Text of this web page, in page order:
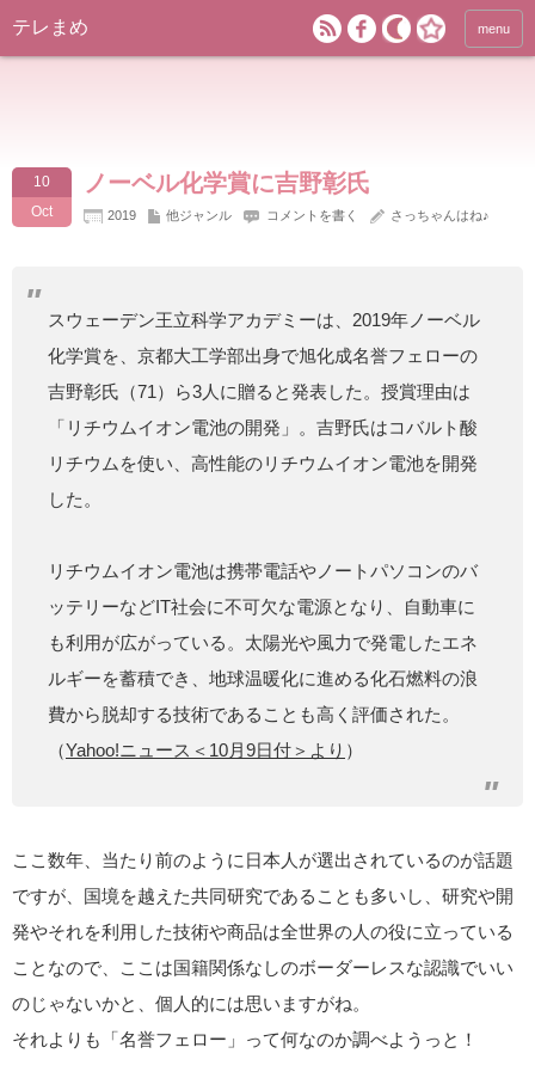
テレまめ menu
10
Oct
ノーベル化学賞に吉野彰氏
2019 他ジャンル コメントを書く さっちゃんはね♪
スウェーデン王立科学アカデミーは、2019年ノーベル
化学賞を、京都大工学部出身で旭化成名誉フェローの
吉野彰氏（71）ら3人に贈ると発表した。授賞理由は
「リチウムイオン電池の開発」。吉野氏はコバルト酸
リチウムを使い、高性能のリチウムイオン電池を開発
した。
リチウムイオン電池は携帯電話やノートパソコンのバ
ッテリーなどIT社会に不可欠な電源となり、自動車に
も利用が広がっている。太陽光や風力で発電したエネ
ルギーを蓄積でき、地球温暖化に進める化石燃料の浪
費から脱却する技術であることも高く評価された。
（Yahoo!ニュース＜10月9日付＞より ）
ここ数年、当たり前のように日本人が選出されているのが話題
ですが、国境を越えた共同研究であることも多いし、研究や開
発やそれを利用した技術や商品は全世界の人の役に立っている
ことなので、ここは国籍関係なしのボーダーレスな認識でいい
のじゃないかと、個人的には思いますがね。
それよりも「名誉フェロー」って何なのか調べようっと！